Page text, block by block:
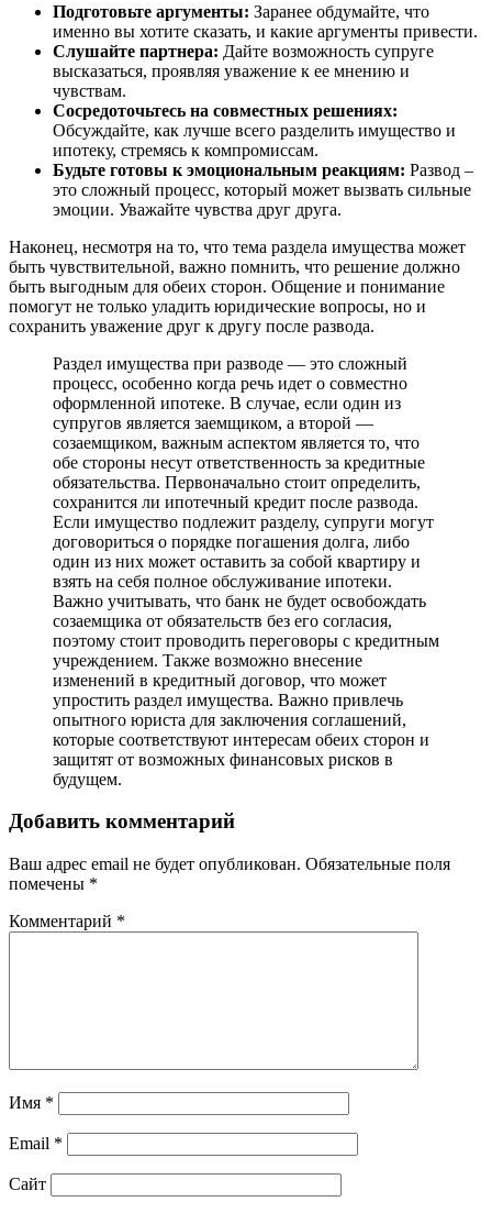
Подготовьте аргументы: Заранее обдумайте, что
именно вы хотите сказать, и какие аргументы привести.
Слушайте партнера: Дайте возможность супруге
высказаться, проявляя уважение к ее мнению и
чувствам.
Сосредоточьтесь на совместных решениях:
Обсуждайте, как лучше всего разделить имущество и
ипотеку, стремясь к компромиссам.
Будьте готовы к эмоциональным реакциям: Развод –
это сложный процесс, который может вызвать сильные
эмоции. Уважайте чувства друг друга.
Наконец, несмотря на то, что тема раздела имущества может
быть чувствительной, важно помнить, что решение должно
быть выгодным для обеих сторон. Общение и понимание
помогут не только уладить юридические вопросы, но и
сохранить уважение друг к другу после развода.
Раздел имущества при разводе — это сложный
процесс, особенно когда речь идет о совместно
оформленной ипотеке. В случае, если один из
супругов является заемщиком, а второй —
созаемщиком, важным аспектом является то, что
обе стороны несут ответственность за кредитные
обязательства. Первоначально стоит определить,
сохранится ли ипотечный кредит после развода.
Если имущество подлежит разделу, супруги могут
договориться о порядке погашения долга, либо
один из них может оставить за собой квартиру и
взять на себя полное обслуживание ипотеки.
Важно учитывать, что банк не будет освобождать
созаемщика от обязательств без его согласия,
поэтому стоит проводить переговоры с кредитным
учреждением. Также возможно внесение
изменений в кредитный договор, что может
упростить раздел имущества. Важно привлечь
опытного юриста для заключения соглашений,
которые соответствуют интересам обеих сторон и
защитят от возможных финансовых рисков в
будущем.
Добавить комментарий
Ваш адрес email не будет опубликован. Обязательные поля
помечены *
Комментарий *
Имя *
Email *
Сайт